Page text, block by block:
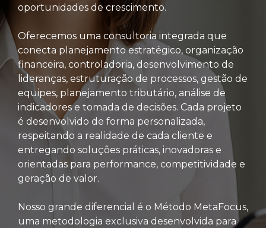
oportunidades de crescimento.
Oferecemos uma consultoria integrada que
conecta planejamento estratégico, organização
financeira, controladoria, desenvolvimento de
lideranças, estruturação de processos, gestão de
equipes, planejamento tributário, análise de
indicadores e tomada de decisões. Cada projeto
é desenvolvido de forma personalizada,
respeitando a realidade de cada cliente e
entregando soluções práticas, inovadoras e
orientadas para performance, competitividade e
geração de valor.
Nosso grande diferencial é o Método MetaFocus,
uma metodologia exclusiva desenvolvida para